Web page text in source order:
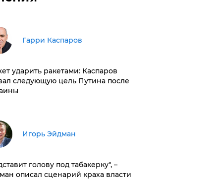
Гарри Каспаров
ударить ракетами: Каспаров
следующую цель Путина после
Игорь Эйдман
голову под табакерку", –
описал сценарий краха власти